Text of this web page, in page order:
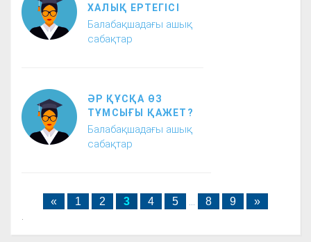
ХАЛЫҚ ЕРТЕГІСІ
Балабақшадағы ашық
сабақтар
ӘР ҚҰСҚА ӨЗ
ТҰМСЫҒЫ ҚАЖЕТ?
Балабақшадағы ашық
сабақтар
« 1 2 3 4 5 ... 8 9 »
.